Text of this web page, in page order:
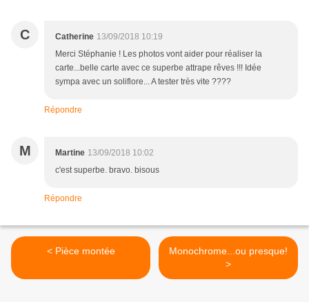
C Catherine 13/09/2018 10:19
Merci Stéphanie ! Les photos vont aider pour réaliser la
carte...belle carte avec ce superbe attrape rêves !!! Idée
sympa avec un soliflore... A tester très vite ????
Répondre
M Martine 13/09/2018 10:02
c'est superbe. bravo. bisous
Répondre
< Pièce montée
Monochrome...ou presque!
>